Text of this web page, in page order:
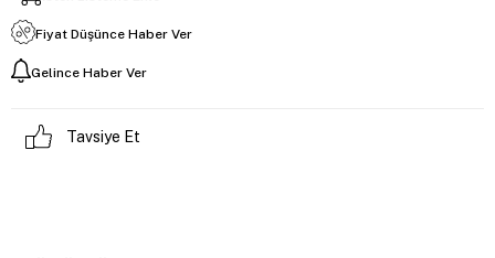
Fiyat Düşünce Haber Ver
Gelince Haber Ver
Tavsiye Et